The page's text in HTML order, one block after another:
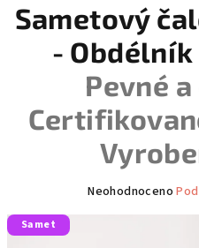
Sametový
-
Pevné
Průměrné
Neohodnoceno
Samet